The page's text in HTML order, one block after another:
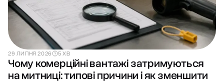
29 ЛИПНЯ 2026 5 ХВ
Чому комерційні вантажі затримуються
на митниці: типові причини і як зменшити